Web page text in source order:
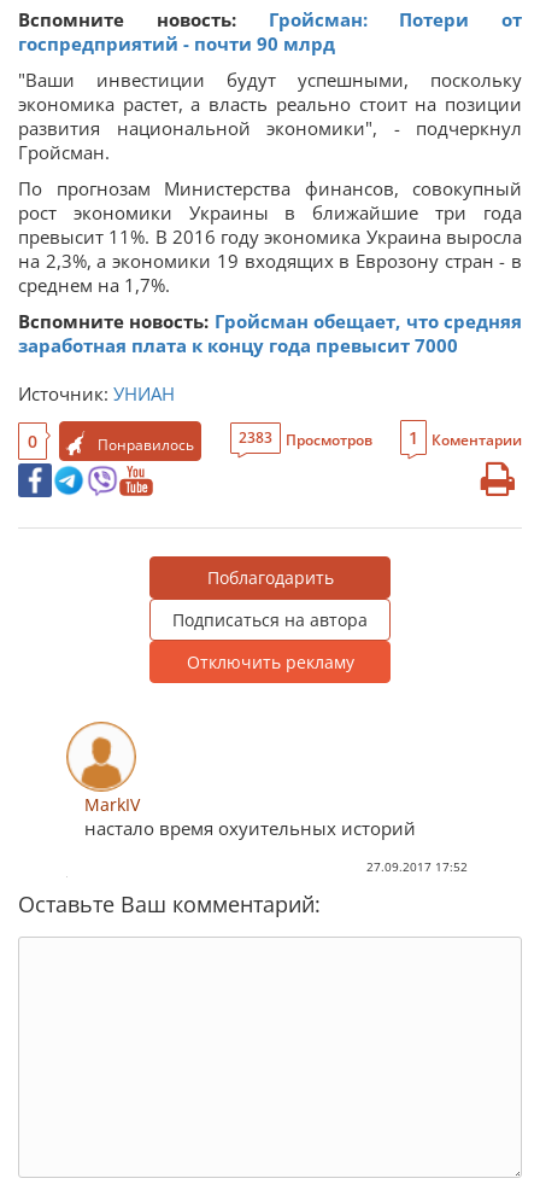
Вспомните новость: Гройсман: Потери от
госпредприятий - почти 90 млрд
"Ваши инвестиции будут успешными, поскольку
экономика растет, а власть реально стоит на позиции
развития национальной экономики", - подчеркнул
Гройсман.
По прогнозам Министерства финансов, совокупный
рост экономики Украины в ближайшие три года
превысит 11%. В 2016 году экономика Украина выросла
на 2,3%, а экономики 19 входящих в Еврозону стран - в
среднем на 1,7%.
Вспомните новость: Гройсман обещает, что средняя
заработная плата к концу года превысит 7000
Источник: УНИАН
0 Понравилось 2383 Просмотров 1 Коментарии
Поблагодарить
Подписаться на автора
Отключить рекламу
MarkIV
настало время охуительных историй
27.09.2017 17:52
Оставьте Ваш комментарий: